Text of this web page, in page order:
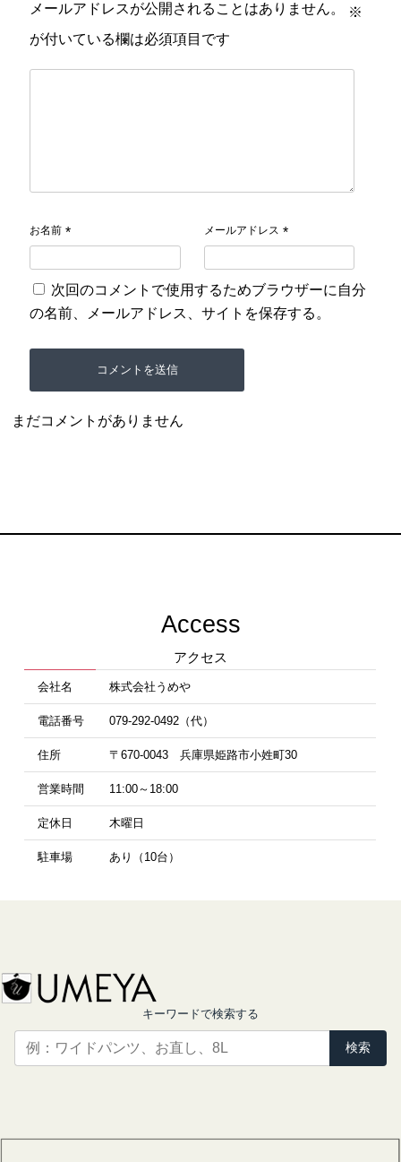
メールアドレスが公開されることはありません。
※
が付いている欄は必須項目です
お名前 * メールアドレス *
次回のコメントで使用するためブラウザーに自分
の名前、メールアドレス、サイトを保存する。
まだコメントがありません
Access
アクセス
会社名 株式会社うめや
電話番号 079-292-0492（代）
住所 〒670-0043 兵庫県姫路市小姓町30
営業時間 11:00～18:00
定休日 木曜日
駐車場 あり（10台）
キーワードで検索する
検索